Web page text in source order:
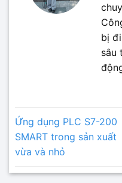
bị
sâu
Ứng dụng PLC S7-200
SMART trong sản xuất
vừa và nhỏ